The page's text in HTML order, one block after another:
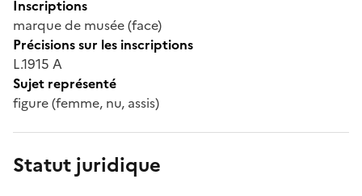
Inscriptions
marque de musée (face)
Précisions sur les inscriptions
L.1915 A
Sujet représenté
figure (femme, nu, assis)
Statut juridique